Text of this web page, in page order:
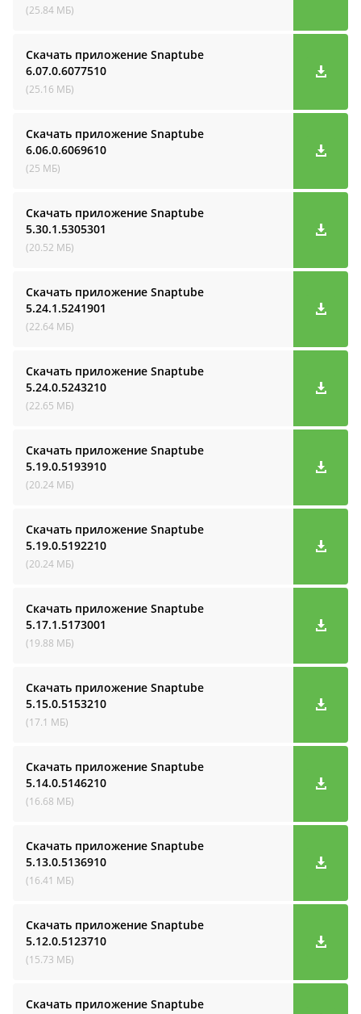
(25.84 МБ)
Скачать приложение Snaptube
6.07.0.6077510
(25.16 МБ)
Скачать приложение Snaptube
6.06.0.6069610
(25 МБ)
Скачать приложение Snaptube
5.30.1.5305301
(20.52 МБ)
Скачать приложение Snaptube
5.24.1.5241901
(22.64 МБ)
Скачать приложение Snaptube
5.24.0.5243210
(22.65 МБ)
Скачать приложение Snaptube
5.19.0.5193910
(20.24 МБ)
Скачать приложение Snaptube
5.19.0.5192210
(20.24 МБ)
Скачать приложение Snaptube
5.17.1.5173001
(19.88 МБ)
Скачать приложение Snaptube
5.15.0.5153210
(17.1 МБ)
Скачать приложение Snaptube
5.14.0.5146210
(16.68 МБ)
Скачать приложение Snaptube
5.13.0.5136910
(16.41 МБ)
Скачать приложение Snaptube
5.12.0.5123710
(15.73 МБ)
Скачать приложение Snaptube